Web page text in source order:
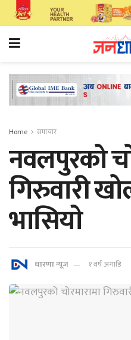
Home समाचार
नवलपुरको
गिरुवारी
भासियाे
धारणा न्यूज १ वर्ष अगाडि